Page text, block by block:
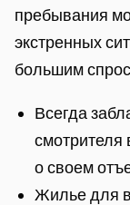
пребывания
экстренных
большим
Всегда
смотрителя
о своем
Жилье для